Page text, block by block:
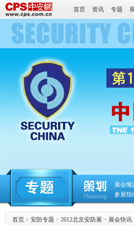
首页 资讯 专题
产品中心 企业库
展会慨
参展指
首页 > 安防专题 > 2012北京安防展 > 展会快讯